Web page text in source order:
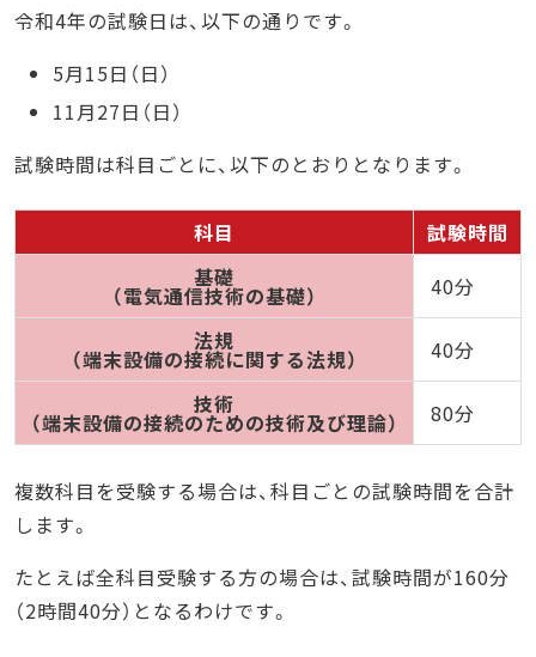
令和4年の試験日は、以下の通りです。
5月15日（日）
11月27日（日）
試験時間は科目ごとに、以下のとおりとなります。
科目
試験時間
基礎
（電気通信技術の基礎）
40分
法規
（端末設備の接続に関する法規）
40分
技術
（端末設備の接続のための技術及び理論） 80分
複数科目を受験する場合は、科目ごとの試験時間を合計
します。
たとえば全科目受験する方の場合は、試験時間が160分
（2時間40分）となるわけです。